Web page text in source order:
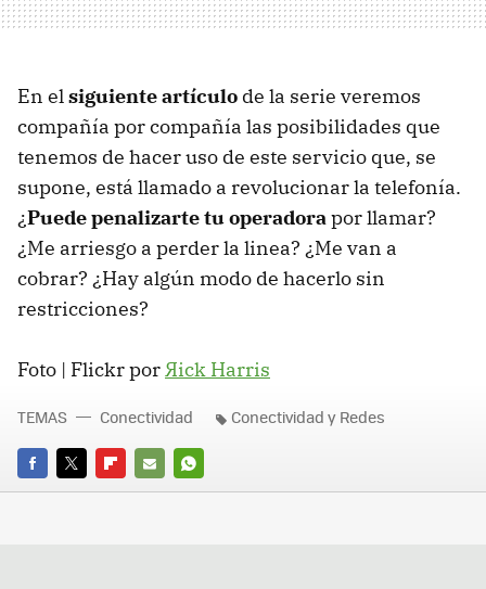
En elsiguiente artículo de la serie veremos
compañía por compañía las posibilidades que
tenemos de hacer uso de este servicio que, se
supone, está llamado a revolucionar la telefonía.
¿Puede penalizarte tu operadorapor llamar?
¿Me arriesgo a perder la linea? ¿Me van a
cobrar? ¿Hay algún modo de hacerlo sin
restricciones?
Foto | Flickr porЯick Harris
FACEBOOK
TWITTERFLIPBOARD
E-
WHATSAPP
TEMAS Conectividad Conectividad y Redes